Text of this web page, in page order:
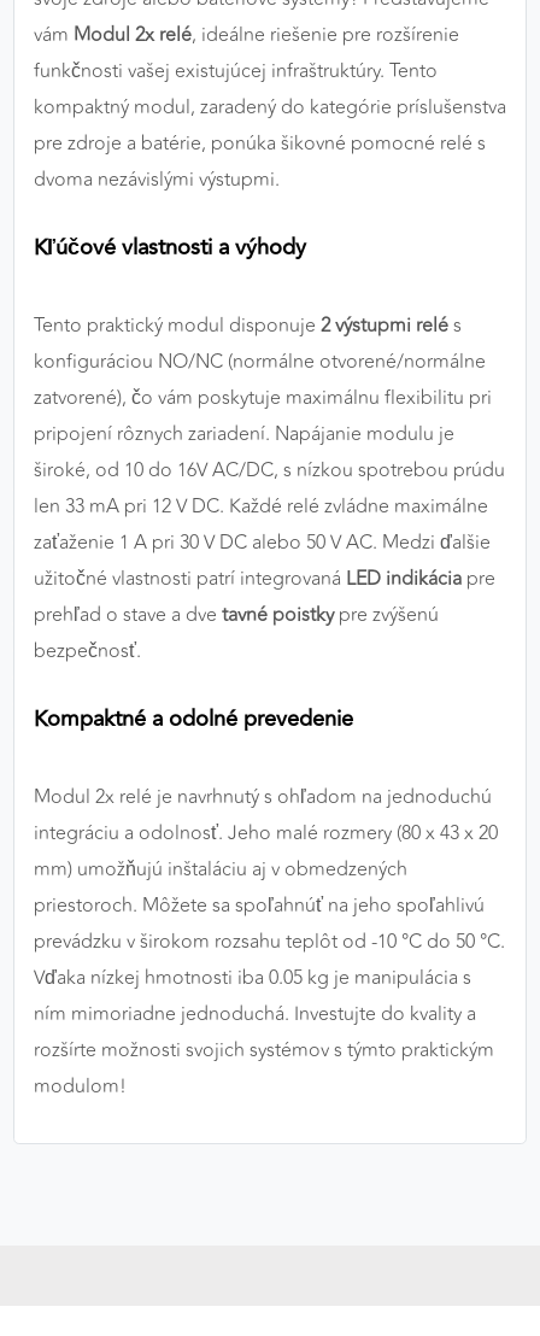
vám Modul 2x relé, ideálne riešenie pre rozšírenie
funkčnosti vašej existujúcej infraštruktúry. Tento
kompaktný modul, zaradený do kategórie príslušenstva
pre zdroje a batérie, ponúka šikovné pomocné relé s
dvoma nezávislými výstupmi.
Kľúčové vlastnosti a výhody
Tento praktický modul disponuje 2 výstupmi relés
konfiguráciou NO/NC (normálne otvorené/normálne
zatvorené), čo vám poskytuje maximálnu flexibilitu pri
pripojení rôznych zariadení. Napájanie modulu je
široké, od 10 do 16V AC/DC, s nízkou spotrebou prúdu
len 33 mA pri 12 V DC. Každé relé zvládne maximálne
zaťaženie 1 A pri 30 V DC alebo 50 V AC. Medzi ďalšie
užitočné vlastnosti patrí integrovaná LED indikácia pre
prehľad o stave a dve tavné poistkypre zvýšenú
bezpečnosť.
Kompaktné a odolné prevedenie
Modul 2x relé je navrhnutý s ohľadom na jednoduchú
integráciu a odolnosť. Jeho malé rozmery (80 x 43 x 20
mm) umožňujú inštaláciu aj v obmedzených
priestoroch. Môžete sa spoľahnúť na jeho spoľahlivú
prevádzku v širokom rozsahu teplôt od -10 °C do 50 °C.
Vďaka nízkej hmotnosti iba 0.05 kg je manipulácia s
ním mimoriadne jednoduchá. Investujte do kvality a
rozšírte možnosti svojich systémov s týmto praktickým
modulom!
výkon a funkčnosť našich stránok.
Google Analytics
Marketingové cookies sa používajú na sledovanie
stránkami. Umožňujú nám a našim partnerom
našom webe aj v reklamných sieťach tretích strán.
Google Ads